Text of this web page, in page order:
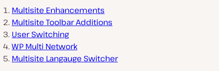
Multisite Enhancements
Multisite Toolbar Additions
User Switching
WP Multi Network
Multisite Langauge Switcher